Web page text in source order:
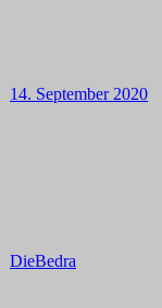
14. September 2020
DieBedra